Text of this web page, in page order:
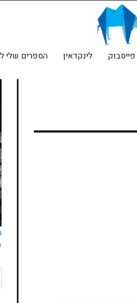
פייסבוק לינקדאין הספרים שלי